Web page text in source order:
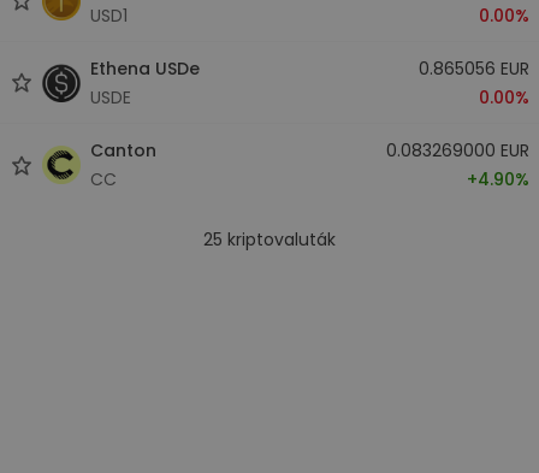
USD1
0.00%
Ethena USDe
USDE
0.865056 EUR
0.00%
Canton
CC
0.083269000 EUR
+4.90%
25 kriptovaluták